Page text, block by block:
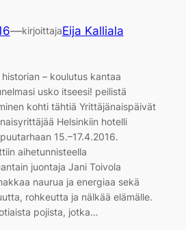
—kirjoittajaEija Kalliala
– koulutus kantaa
usko itseesi! peilistä
kohti tähtiä Yrittäjänaispäivät
Helsinkiin hotelli
15.–17.4.2016.
aihetunnisteella
juontaja Jani Toivola
naurua ja energiaa sekä
rohkeutta ja nälkää elämälle.
pojista, jotka…